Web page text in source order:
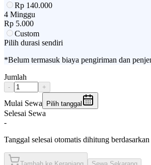
Rp 140.000
4 Minggu
Rp 5.000
Custom
Pilih durasi sendiri
*Belum termasuk biaya pengiriman dan
Jumlah
- +
Mulai Sewa Pilih tanggal
Selesai Sewa
-
Tanggal selesai otomatis dihitung
Tambah ke Keranjang Sewa Sekarang